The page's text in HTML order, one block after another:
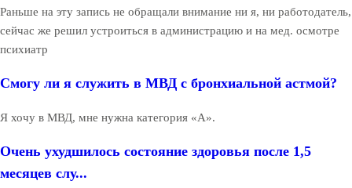
Раньше на эту запись не обращали внимание ни я, ни работодатель,
сейчас же решил устроиться в администрацию и на мед. осмотре
психиатр
Смогу ли я служить в МВД с бронхиальной астмой?
Я хочу в МВД, мне нужна категория «А».
Очень ухудшилось состояние здоровья после 1,5
месяцев слу...